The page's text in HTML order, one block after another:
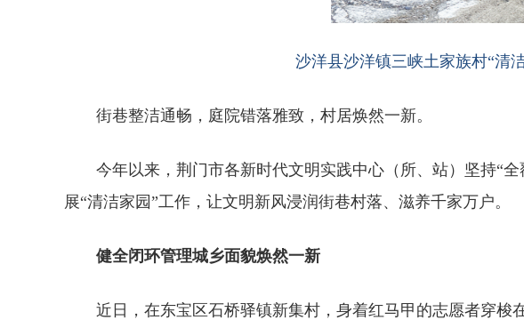
沙洋县沙洋镇三峡土家族村“清
街巷整洁通畅，庭院错落雅致，村居焕然一新。
今年以来，荆门市各新时代文明实践中心（所、站）坚持“
展“清洁家园”工作，让文明新风浸润街巷村落、滋养千家万户。
健全闭环管理城乡面貌焕然一新
近日，在东宝区石桥驿镇新集村，身着红马甲的志愿者穿